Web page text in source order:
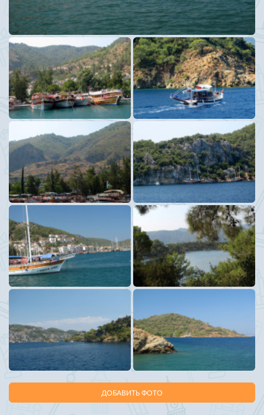
ДОБАВИТЬ ФОТО